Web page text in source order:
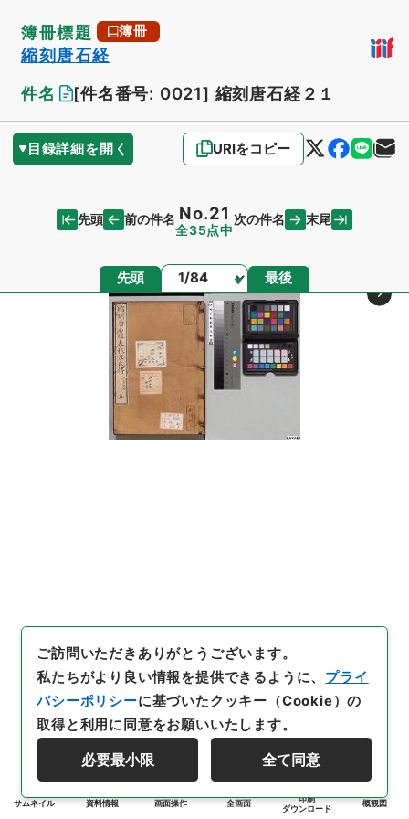
簿冊標題 簿冊
縮刻唐石経
件名
[件名番号: 0021] 縮刻唐石経２１
目録詳細を開く URIをコピー
先頭 前の件名 No.21
全35点中
次の件名 末尾
先頭 ページ 最後
サムネイル 資料情報 画面操作 全画面
印刷
ダウンロード
概観図
ご訪問いただきありがとうございます。
私たちがより良い情報を提供できるように、 プライ
バシーポリシーに基づいたクッキー（Cookie）の
取得と利用に同意をお願いいたします。
必要最小限 全て同意